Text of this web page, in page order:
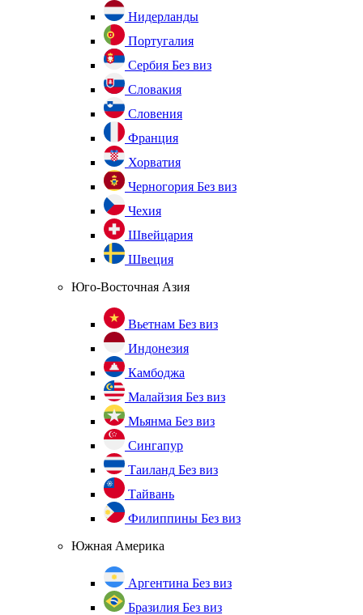
Нидерланды
Португалия
Сербия Без виз
Словакия
Словения
Франция
Хорватия
Черногория Без виз
Чехия
Швейцария
Швеция
Юго-Восточная Азия
Вьетнам Без виз
Индонезия
Камбоджа
Малайзия Без виз
Мьянма Без виз
Сингапур
Таиланд Без виз
Тайвань
Филиппины Без виз
Южная Америка
Аргентина Без виз
Бразилия Без виз